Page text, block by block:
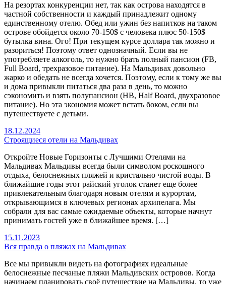
На резортах конкуренции нет, так как острова находятся в
частной собственности и каждый принадлежит одному
единственному отелю. Обед или ужин без напитков на таком
острове обойдется около 70-150$ с человека плюс 50-150$
бутылка вина. Ого! При текущем курсе доллара так можно и
разориться! Поэтому ответ однозначный. Если вы не
употребляете алкоголь, то нужно брать полный пансион (FB,
Full Board, трехразовое питание). На Мальдивах довольно
жарко и обедать не всегда хочется. Поэтому, если к тому же вы
и дома привыкли питаться два раза в день, то можно
сэкономить и взять полупансион (HB, Half Board, двухразовое
питание). Но эта экономия может встать боком, если вы
путешествуете с детьми.
18.12.2024
Строящиеся отели на Мальдивах
Откройте Новые Горизонты с Лучшими Отелями на
Мальдивах Мальдивы всегда были символом роскошного
отдыха, белоснежных пляжей и кристально чистой воды. В
ближайшие годы этот райский уголок станет еще более
привлекательным благодаря новым отелям и курортам,
открывающимся в ключевых регионах архипелага. Мы
собрали для вас самые ожидаемые объекты, которые начнут
принимать гостей уже в ближайшее время. […]
15.11.2023
Вся правда о пляжах на Мальдивах
Все мы привыкли видеть на фотографиях идеальные
белоснежные песчаные пляжи Мальдивских островов. Когда
начинаем планировать своё путешествие на Мальдивы, то уже